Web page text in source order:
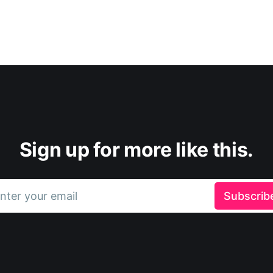
Sign up for more like this.
your email